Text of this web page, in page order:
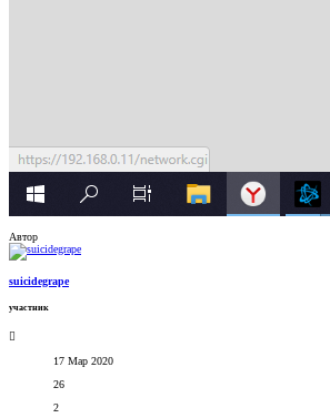
Автор
suicidegrape
участник
17 Мар 2020
26
2